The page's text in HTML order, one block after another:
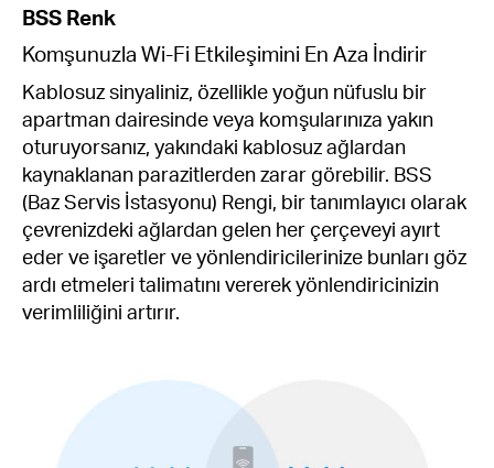
BSS Renk
Komşunuzla Wi-Fi Etkileşimini En Aza İndirir
Kablosuz sinyaliniz, özellikle yoğun nüfuslu bir
apartman dairesinde veya komşularınıza yakın
oturuyorsanız, yakındaki kablosuz ağlardan
kaynaklanan parazitlerden zarar görebilir. BSS
(Baz Servis İstasyonu) Rengi, bir tanımlayıcı olarak
çevrenizdeki ağlardan gelen her çerçeveyi ayırt
eder ve işaretler ve yönlendiricilerinize bunları göz
ardı etmeleri talimatını vererek yönlendiricinizin
verimliliğini artırır.